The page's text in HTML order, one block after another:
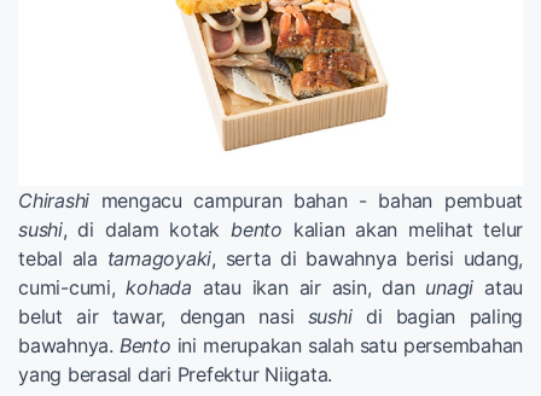
Chirashi mengacu campuran bahan - bahan pembuat
sushi, di dalam kotakbento kalian akan melihat telur
tebal ala tamagoyaki, serta di bawahnya berisi udang,
cumi-cumi,kohada atau ikan air asin, dan unagi atau
belut air tawar, dengan nasi sushidi bagian paling
bawahnya. Bento ini merupakan salah satu persembahan
yang berasal dari Prefektur Niigata.